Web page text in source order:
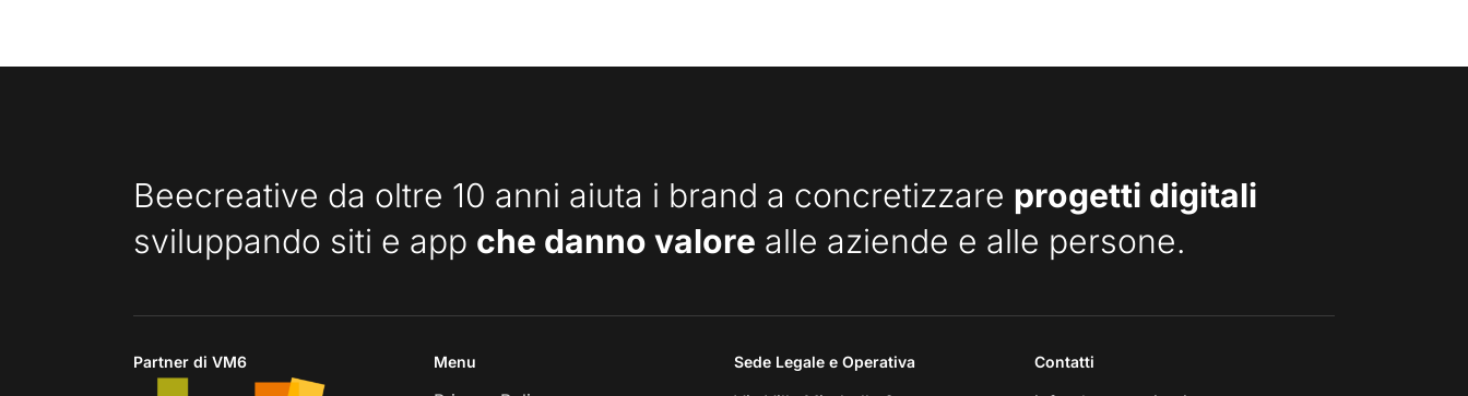
Beecreative da oltre 10 anni aiuta i brand a concretizzare progetti digitali
sviluppando siti e app che danno valore alle aziende e alle persone.
Partner di VM6 Menu Sede Legale e Operativa Contatti